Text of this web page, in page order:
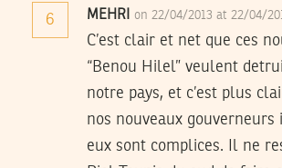
6 MEHRI on 22/04/2013 at 22/04/
C’est clair et net que ces
“Benou Hilel” veulent
notre pays, et c’est plus
nos nouveaux gouverneurs
eux sont complices. Il ne